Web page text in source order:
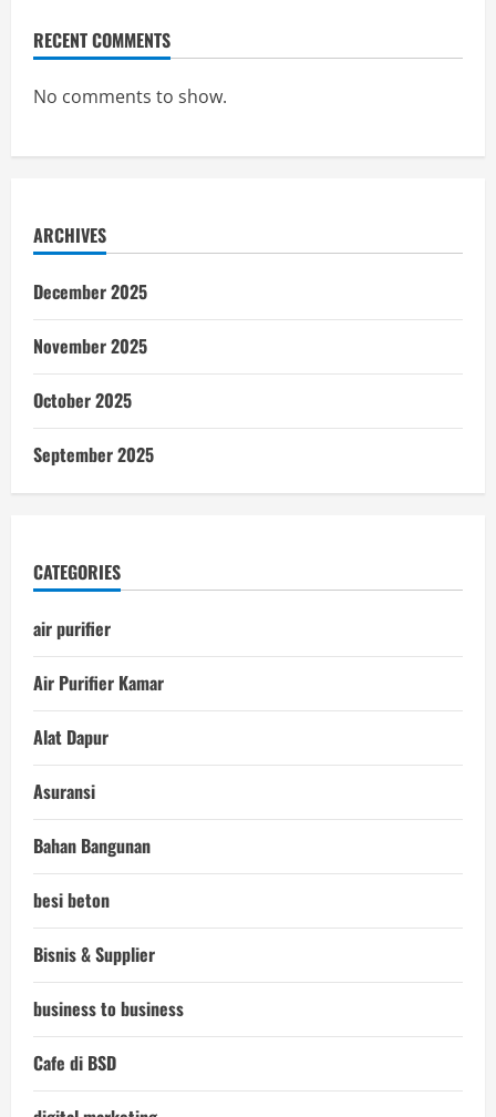
RECENT COMMENTS
No comments to show.
ARCHIVES
December 2025
November 2025
October 2025
September 2025
CATEGORIES
air purifier
Air Purifier Kamar
Alat Dapur
Asuransi
Bahan Bangunan
besi beton
Bisnis & Supplier
business to business
Cafe di BSD